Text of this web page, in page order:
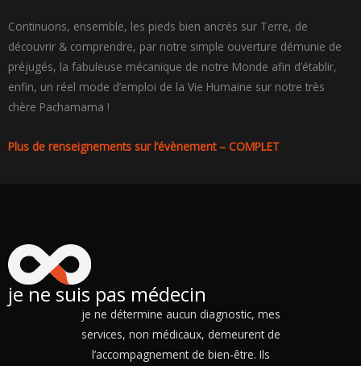
Continuons, ensemble, les pieds bien ancrés sur Terre, de
découvrir & comprendre, par notre simple ouverture démunie de
préjugés, la fabuleuse mécanique de notre Monde afin d’établir,
enfin, un réel mode d’emploi de la Vie Humaine sur notre très
chère Pachamama !
Plus de renseignements sur l’évènement – COMPLET
je ne suis pas médecin
je ne détermine aucun diagnostic, mes
services, non médicaux, demeurent de
l’accompagnement de bien-être. Ils